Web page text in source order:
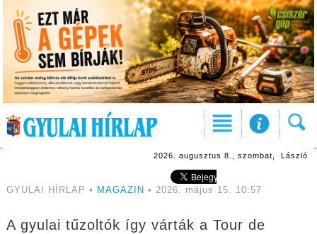
2026. augusztus 8., szombat, László
GYULAI HÍRLAP • MAGAZIN • 2026. május 15. 10:57
A gyulai tűzoltók így várták a Tour de